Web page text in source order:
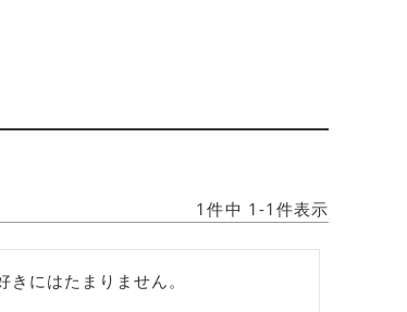
1件中 1 -1 件表示
にはたまりません。